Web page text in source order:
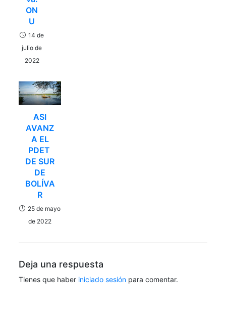
ON
U
14 de
julio de
2022
ASI
AVANZ
A EL
PDET
DE SUR
DE
BOLÍVA
R
25 de mayo
de 2022
Deja una respuesta
Tienes que haber iniciado sesión para comentar.